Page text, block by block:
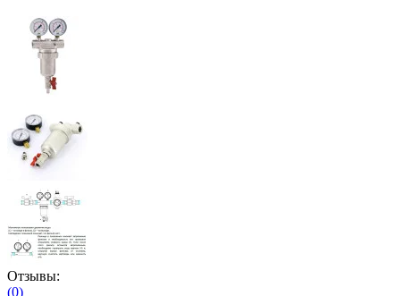
Отзывы:
(0)